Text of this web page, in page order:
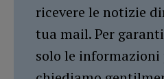
ricevere le notizie
tua mail. Per
solo le